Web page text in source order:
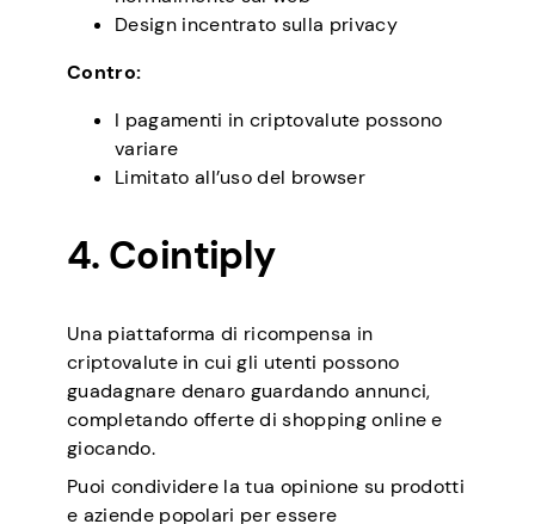
Design incentrato sulla privacy
Contro:
I pagamenti in criptovalute possono
variare
Limitato all’uso del browser
4. Cointiply
Una piattaforma di ricompensa in
criptovalute in cui gli utenti possono
guadagnare denaro guardando annunci,
completando offerte di shopping online e
giocando.
Puoi condividere la tua opinione su prodotti
e aziende popolari per essere